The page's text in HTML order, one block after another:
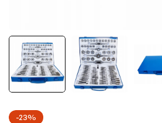
-23%